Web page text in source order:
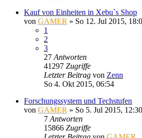
Kauf von Einheiten in Xebu`s Shop
von GAMER » So 12. Jul 2015,
1
2
3
27 Antworten
41297 Zugriffe
Letzter Beitrag von Zenn
So 4. Okt 2015, 06:54
Forschungssystem und Techstufen
von GAMER » So 5. Jul 2015, 12:30
7 Antworten
15866 Zugriffe